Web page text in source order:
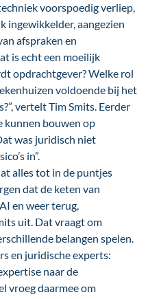
voorspoedig verliep,
ingewikkelder, aangezien
afspraken en
is echt een moeilijk
opdracht­gever? Welke rol
voldoende bij het
vertelt Tim Smits. Eerder
bouwen op
was juridisch niet
in”.
alles tot in de puntjes
dat de keten van
en weer terug,
uit. Dat vraagt om
belangen spelen.
en juridische experts:
naar de
vroeg daarmee om